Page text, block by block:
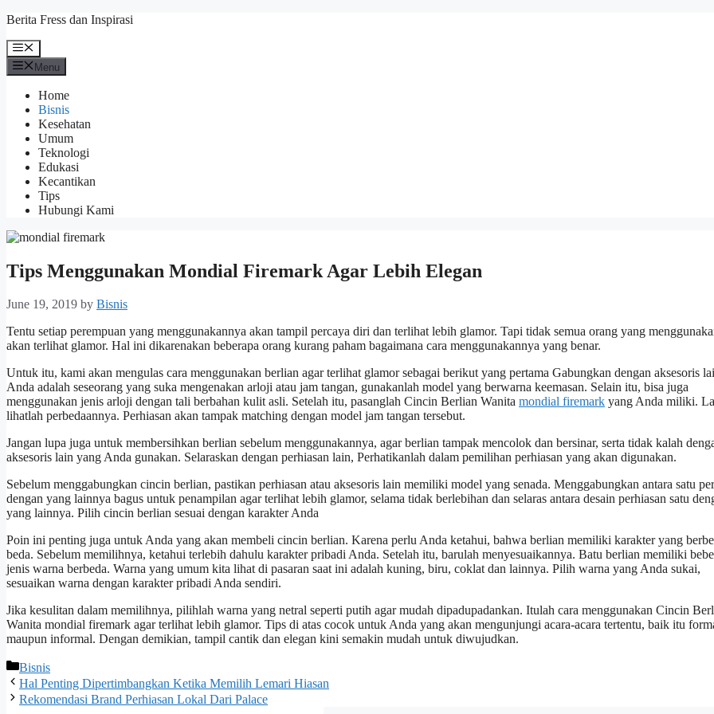
Skip
content
Berita Fress dan Inspirasi
Menu
Menu
Home
Bisnis
Kesehatan
Umum
Teknologi
Edukasi
Kecantikan
Tips
Hubungi Kami
Tips Menggunakan Mondial Firemark Agar Lebih Elegan
June 19, 2019 by Bisnis
Tentu setiap perempuan yang menggunakannya akan tampil percaya diri dan terlihat lebih glamor. Tapi tidak semua orang yang
akan terlihat glamor. Hal ini dikarenakan beberapa orang kurang paham bagaimana cara menggunakannya yang benar.
Untuk itu, kami akan mengulas cara menggunakan berlian agar terlihat glamor sebagai berikut yang pertama Gabungkan dengan aksesoris
Anda adalah seseorang yang suka mengenakan arloji atau jam tangan, gunakanlah model yang berwarna keemasan. Selain itu, bisa juga
menggunakan jenis arloji dengan tali berbahan kulit asli. Setelah itu, pasanglah Cincin Berlian Wanita mondial firemark yang Anda miliki.
lihatlah perbedaannya. Perhiasan akan tampak matching dengan model jam tangan tersebut.
Jangan lupa juga untuk membersihkan berlian sebelum menggunakannya, agar berlian tampak mencolok dan bersinar, serta tidak kalah
aksesoris lain yang Anda gunakan. Selaraskan dengan perhiasan lain, Perhatikanlah dalam pemilihan perhiasan yang akan digunakan.
Sebelum menggabungkan cincin berlian, pastikan perhiasan atau aksesoris lain memiliki model yang senada. Menggabungkan antara satu
dengan yang lainnya bagus untuk penampilan agar terlihat lebih glamor, selama tidak berlebihan dan selaras antara desain perhiasan satu
yang lainnya. Pilih cincin berlian sesuai dengan karakter Anda
Poin ini penting juga untuk Anda yang akan membeli cincin berlian. Karena perlu Anda ketahui, bahwa berlian memiliki karakter yang
beda. Sebelum memilihnya, ketahui terlebih dahulu karakter pribadi Anda. Setelah itu, barulah menyesuaikannya. Batu berlian memiliki
jenis warna berbeda. Warna yang umum kita lihat di pasaran saat ini adalah kuning, biru, coklat dan lainnya. Pilih warna yang Anda sukai,
sesuaikan warna dengan karakter pribadi Anda sendiri.
Jika kesulitan dalam memilihnya, pilihlah warna yang netral seperti putih agar mudah dipadupadankan. Itulah cara menggunakan Cincin
Wanita mondial firemark agar terlihat lebih glamor. Tips di atas cocok untuk Anda yang akan mengunjungi acara-acara tertentu, baik itu
maupun informal. Dengan demikian, tampil cantik dan elegan kini semakin mudah untuk diwujudkan.
Categories
Bisnis
Hal Penting Dipertimbangkan Ketika Memilih Lemari Hiasan
Rekomendasi Brand Perhiasan Lokal Dari Palace